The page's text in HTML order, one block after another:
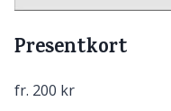
Presentkort
fr. 200 kr